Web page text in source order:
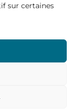
sur certaines
– 17:00